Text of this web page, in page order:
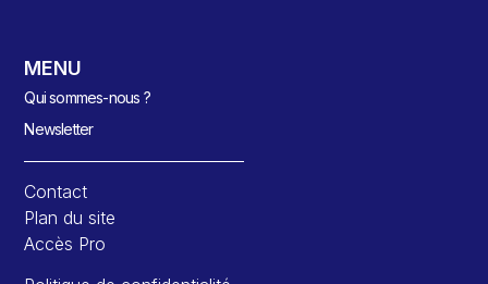
MENU
Qui sommes-nous ?
Newsletter
Contact
Plan du site
Accès Pro